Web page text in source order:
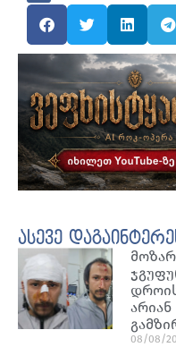
ასევე
არიან
08/08/